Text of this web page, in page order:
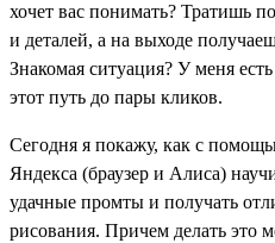
хочет вас понимать? Тратишь
и деталей, а на выходе
Знакомая ситуация? У меня
этот путь до пары кликов.
Сегодня я покажу, как с
Яндекса (браузер и Алиса)
удачные промты и получать
рисования. Причем делать это